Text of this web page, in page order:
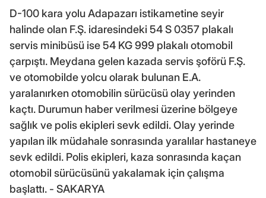
D-100 kara yolu Adapazarı istikametine seyir
halinde olan F.Ş. idaresindeki 54 S 0357 plakalı
servis minibüsü ise 54 KG 999 plakalı otomobil
çarpıştı. Meydana gelen kazada servis şoförü F.Ş.
ve otomobilde yolcu olarak bulunan E.A.
yaralanırken otomobilin sürücüsü olay yerinden
kaçtı. Durumun haber verilmesi üzerine bölgeye
sağlık ve polis ekipleri sevk edildi. Olay yerinde
yapılan ilk müdahale sonrasında yaralılar hastaneye
sevk edildi. Polis ekipleri, kaza sonrasında kaçan
otomobil sürücüsünü yakalamak için çalışma
başlattı. - SAKARYA